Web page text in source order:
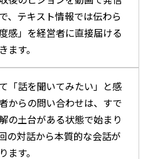
、テキスト情報では伝わら
感」を経営者に直接届ける
ます。
「話を聞いてみたい」と感
からの問い合わせは、すで
の土台がある状態で始まり
の対話から本質的な会話が
ます。